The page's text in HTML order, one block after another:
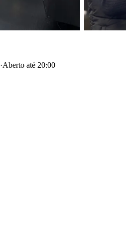
·Aberto até 20:00